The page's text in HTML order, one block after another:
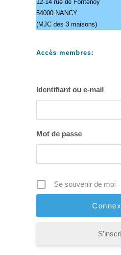
12-14 rue de Fontenoy
54000 NANCY
(MJC des 3 maisons)
Accès membres:
Identifiant ou e-mail
Mot de passe
Se souvenir de moi